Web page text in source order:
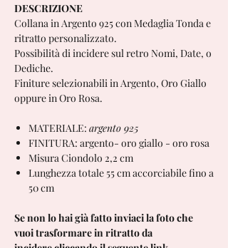
DESCRIZIONE
Collana in Argento 925 con Medaglia Tonda e
ritratto personalizzato.
Possibilità di incidere sul retro Nomi, Date, o
Dediche.
Finiture selezionabili in Argento, Oro Giallo
oppure in Oro Rosa.
MATERIALE: argento 925
FINITURA: argento- oro giallo - oro rosa
Misura Ciondolo 2,2 cm
Lunghezza totale 55 cm accorciabile fino a
50 cm
Se non lo hai già fatto inviaci la foto che
vuoi trasformare in ritratto da